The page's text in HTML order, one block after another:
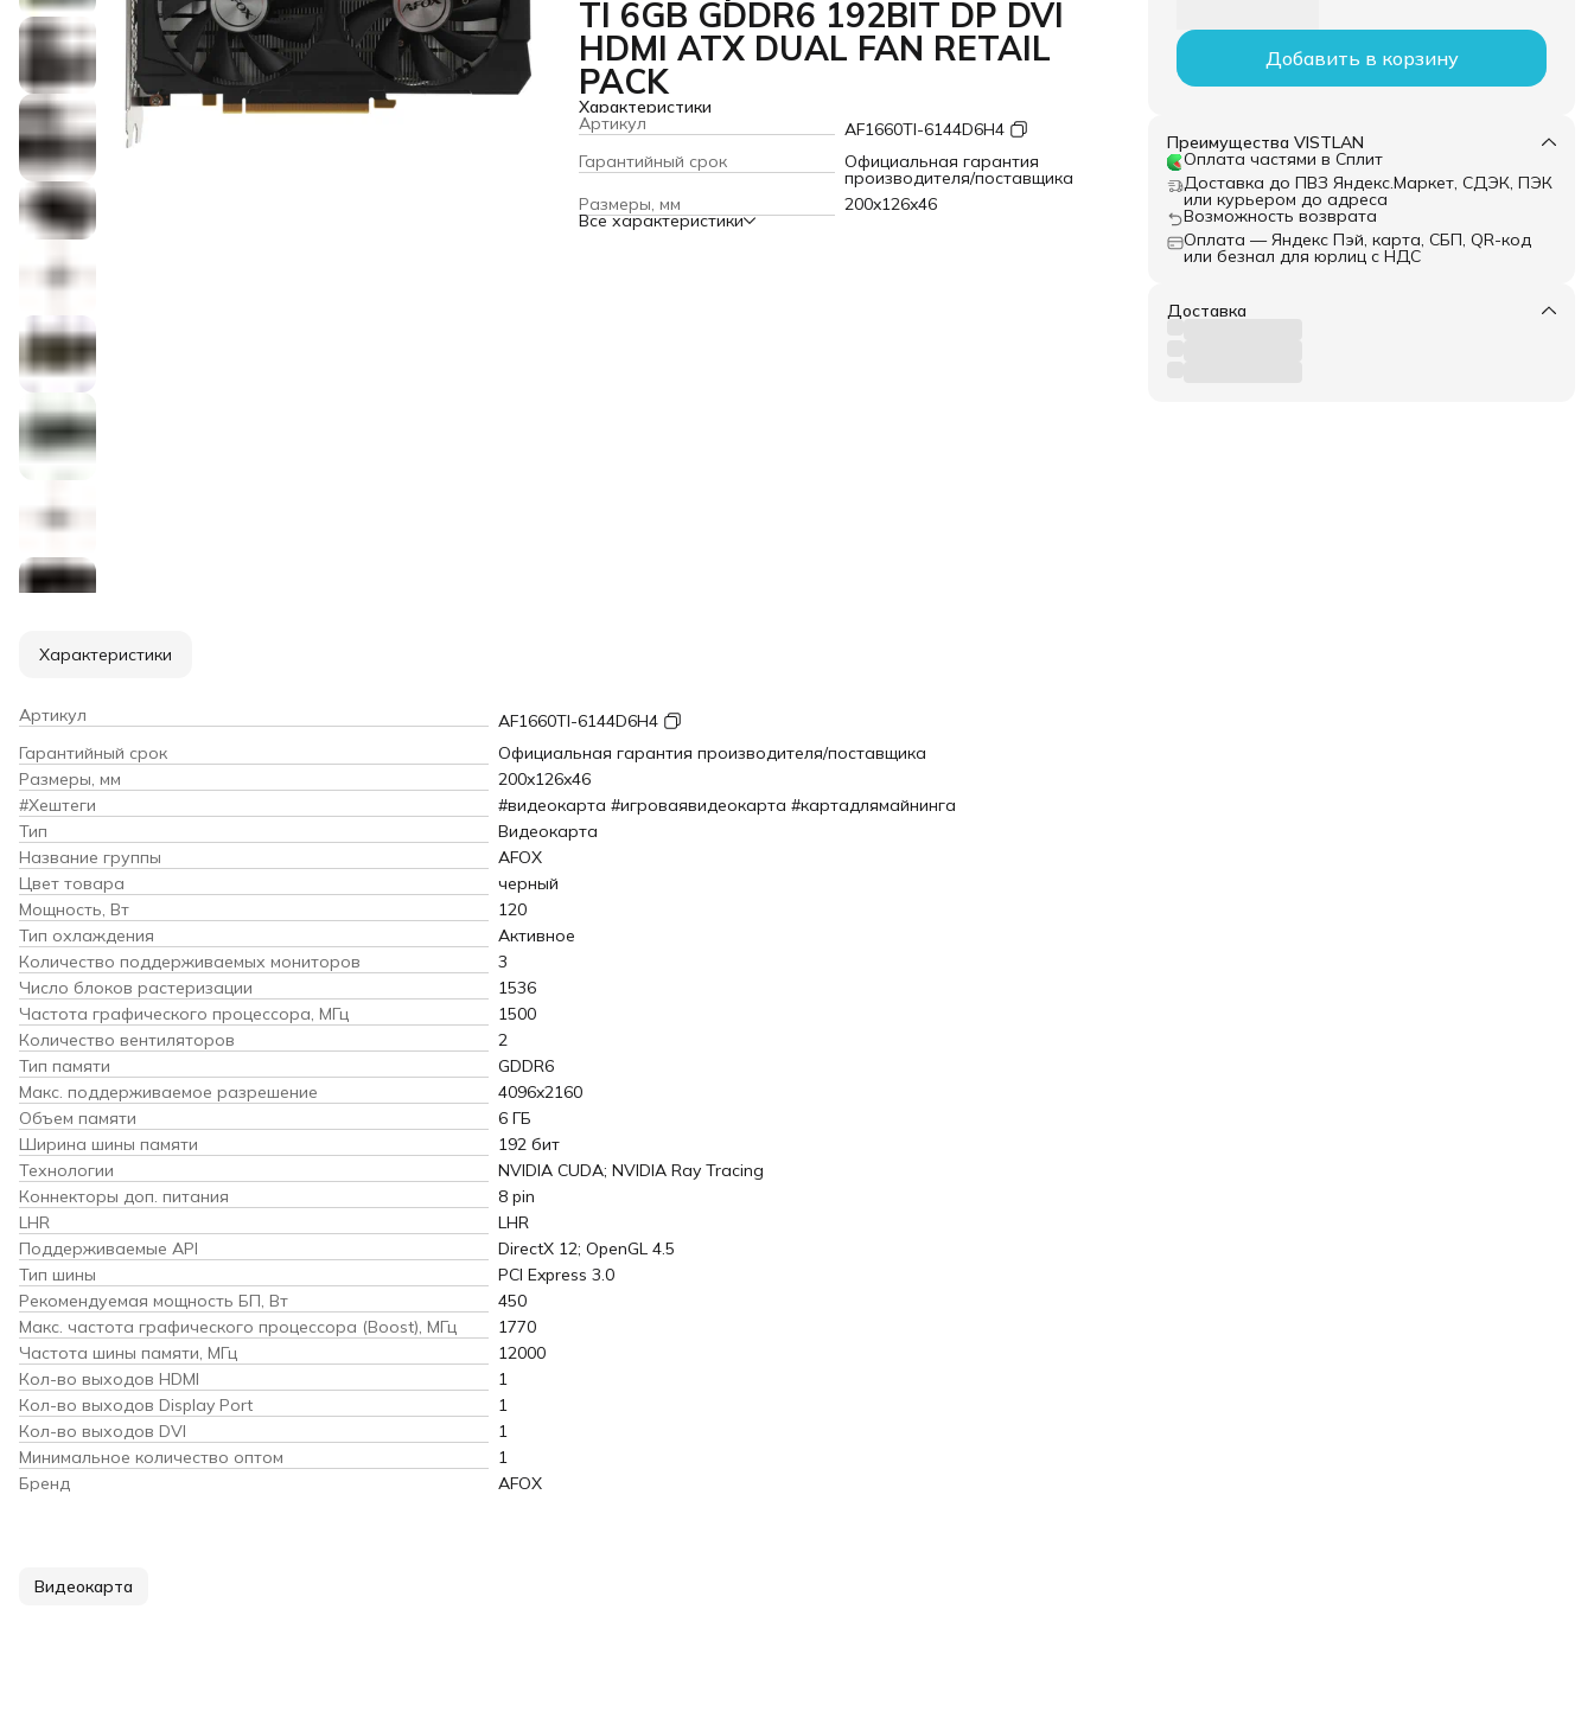
TI 6GB GDDR6 192BIT DP DVI
HDMI ATX DUAL FAN RETAIL
PACK
Характеристики
Артикул
AF1660TI-6144D6H4
Гарантийный срок
Официальная гарантия
производителя/поставщика
Размеры, мм
200x126x46
Все характеристики
Добавить в корзину
Преимущества VISTLAN
Оплата частями в Сплит
Доставка до ПВЗ Яндекс.Маркет, СДЭК, ПЭК
или курьером до адреса
Возможность возврата
Оплата — Яндекс Пэй, карта, СБП, QR-код
или безнал для юрлиц с НДС
Доставка
Характеристики
Артикул
AF1660TI-6144D6H4
Гарантийный срок
Официальная гарантия производителя/поставщика
Размеры, мм
200x126x46
#Хештеги
#видеокарта #игроваявидеокарта #картадлямайнинга
Тип
Видеокарта
Название группы
AFOX
Цвет товара
черный
Мощность, Вт
120
Тип охлаждения
Активное
Количество поддерживаемых мониторов
3
Число блоков растеризации
1536
Частота графического процессора, МГц
1500
Количество вентиляторов
2
Тип памяти
GDDR6
Макс. поддерживаемое разрешение
4096x2160
Объем памяти
6 ГБ
Ширина шины памяти
192 бит
Технологии
NVIDIA CUDA; NVIDIA Ray Tracing
Коннекторы доп. питания
8 pin
LHR
LHR
Поддерживаемые API
DirectX 12; OpenGL 4.5
Тип шины
PCI Express 3.0
Рекомендуемая мощность БП, Вт
450
Макс. частота графического процессора (Boost), МГц
1770
Частота шины памяти, МГц
12000
Кол-во выходов HDMI
1
Кол-во выходов Display Port
1
Кол-во выходов DVI
1
Минимальное количество оптом
1
Бренд
AFOX
Видеокарта